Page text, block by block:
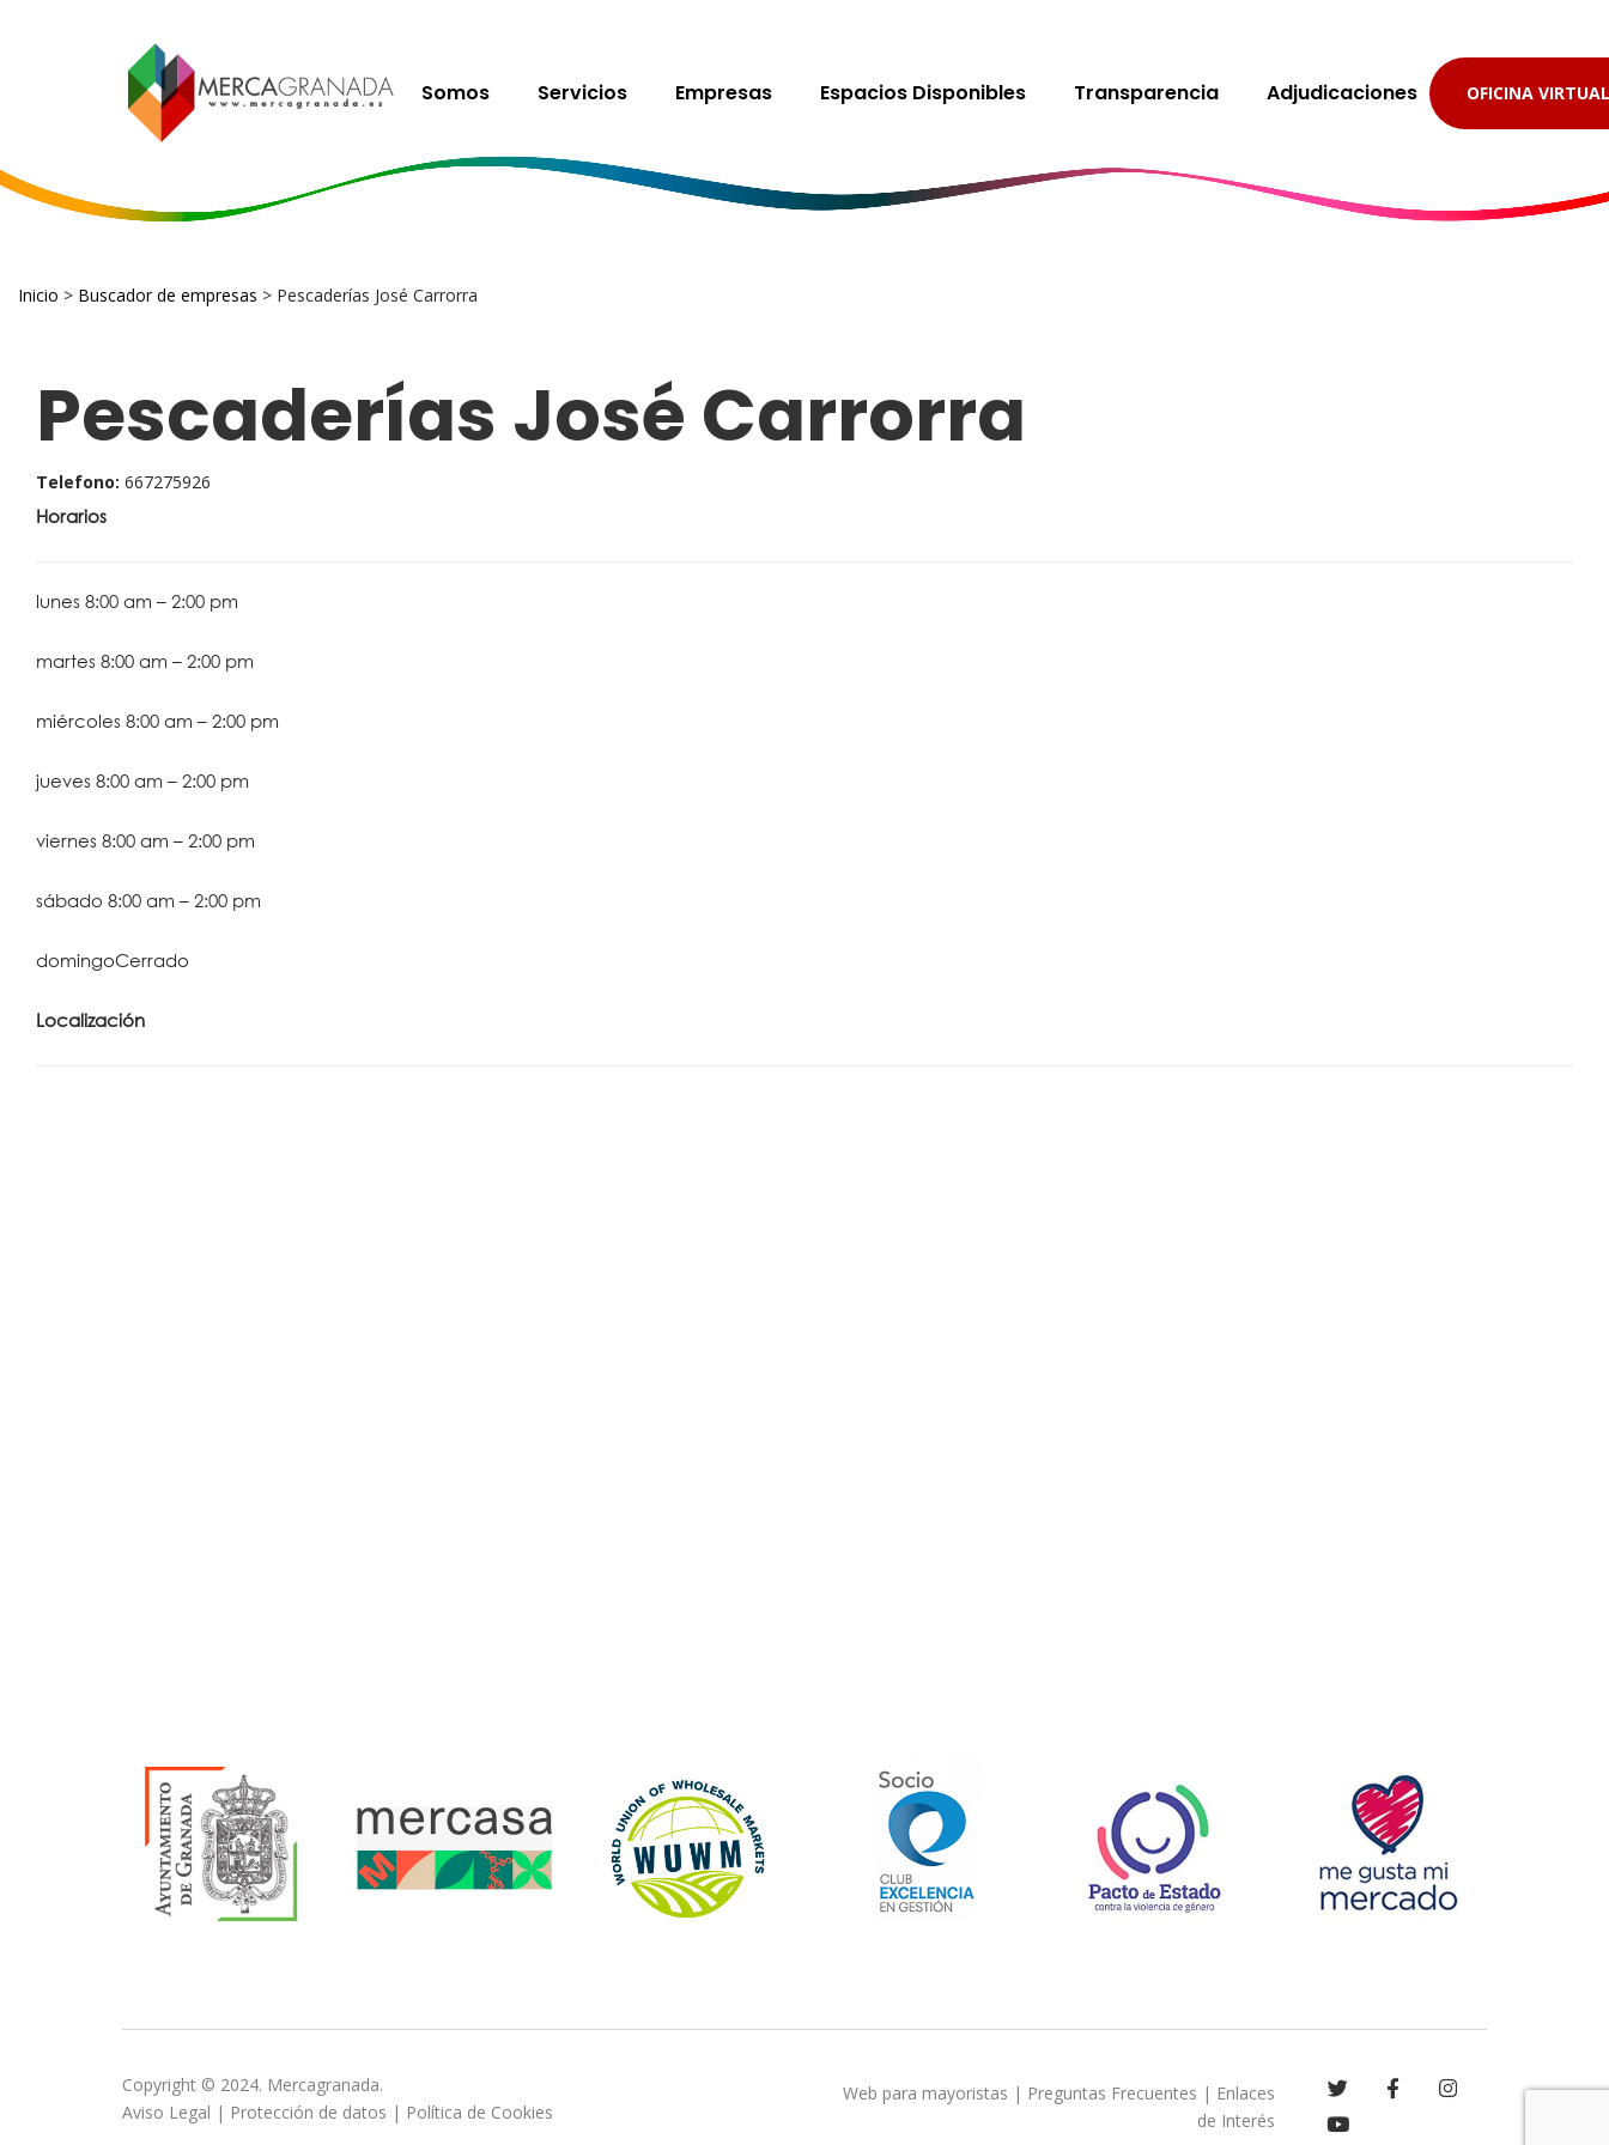
Somos Servicios Empresas Espacios Disponibles Transparencia Adjudicaciones OFICINA VIRTUAL
Inicio > Buscador de empresas > Pescaderías José Carrorra
Pescaderías José Carrorra
Telefono: 667275926
Horarios
lunes 8:00 am – 2:00 pm
martes 8:00 am – 2:00 pm
miércoles 8:00 am – 2:00 pm
jueves 8:00 am – 2:00 pm
viernes 8:00 am – 2:00 pm
sábado 8:00 am – 2:00 pm
domingoCerrado
Localización
Copyright © 2024. Mercagranada.
Aviso Legal | Protección de datos | Política de Cookies
Web para mayoristas | Preguntas Frecuentes | Enlaces
de Interés